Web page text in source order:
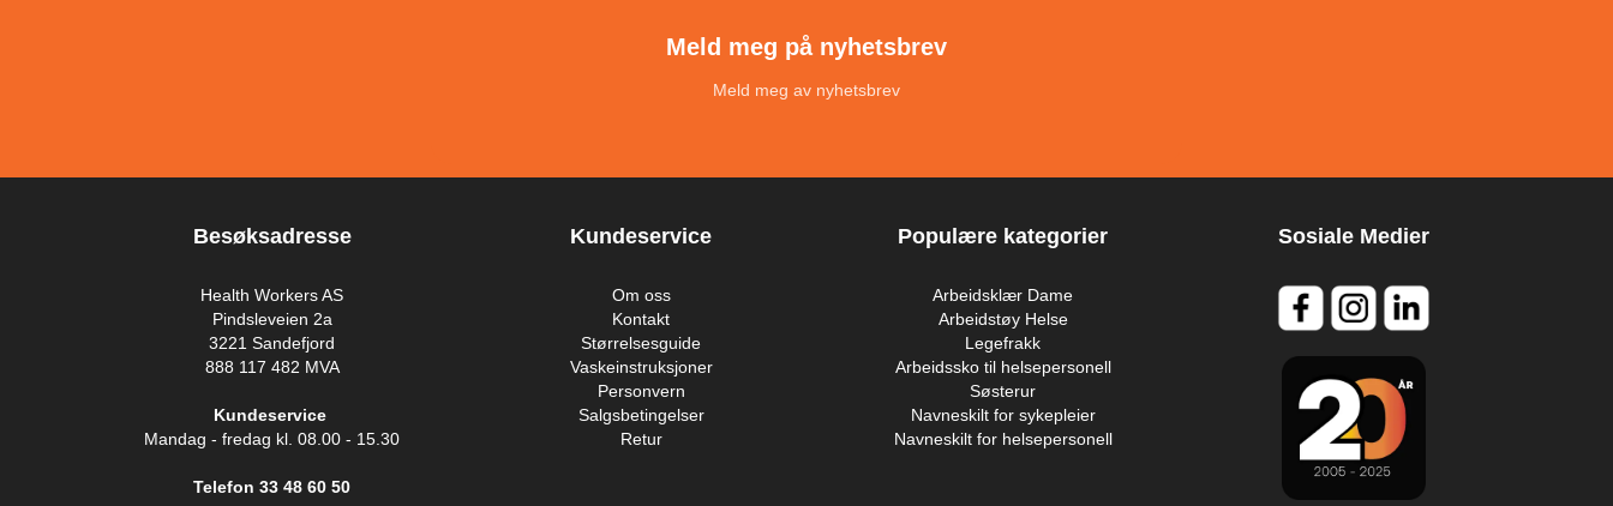
Meld meg på nyhetsbrev
Meld meg av nyhetsbrev
Besøksadresse
Health Workers AS
Pindsleveien 2a
3221 Sandefjord
888 117 482 MVA
Kundeservice
Mandag - fredag kl. 08.00 - 15.30
Telefon 33 48 60 50
Kundeservice
Om oss
Kontakt
Størrelsesguide
Vaskeinstruksjoner
Personvern
Salgsbetingelser
Retur
Populære kategorier
Arbeidsklær Dame
Arbeidstøy Helse
Legefrakk
Arbeidssko til helsepersonell
Søsterur
Navneskilt for sykepleier
Navneskilt for helsepersonell
Sosiale Medier